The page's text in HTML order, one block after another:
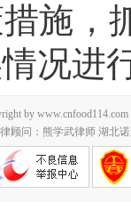
施，
况进
by
顾问：熊学武律师 湖北